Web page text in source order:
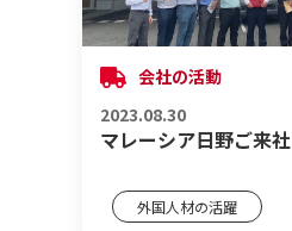
会社の活動
2023.08.30
マレーシア日野ご来社
外国人材の活躍